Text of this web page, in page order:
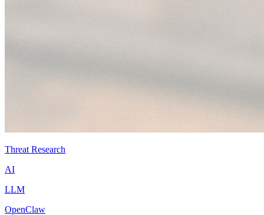
Threat Research
AI
LLM
OpenClaw